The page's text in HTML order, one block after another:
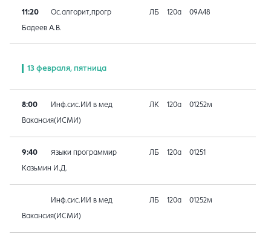
11:20 Ос.алгорит,прогр ЛБ 120а 09A48
Бадеев А.В.
13 февраля, пятница
8:00 Инф.сис.ИИ в мед ЛК 120а 01252м
Вакансия(ИСМИ)
9:40 Языки программир ЛБ 120а 01251
Казьмин И.Д.
Инф.сис.ИИ в мед ЛБ 120а 01252м
Вакансия(ИСМИ)